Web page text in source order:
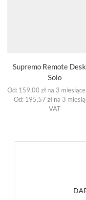
Supremo Remote
Solo
Od: 159,00 zł na 3 miesiące
Od: 195,57 zł na 3
VAT